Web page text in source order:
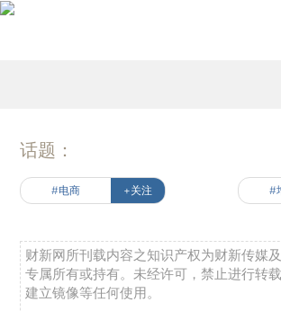
话题：
#电商 +关注 #
财新网所刊载内容之知识产权为财新传媒
专属所有或持有。未经许可，禁止进行转
建立镜像等任何使用。